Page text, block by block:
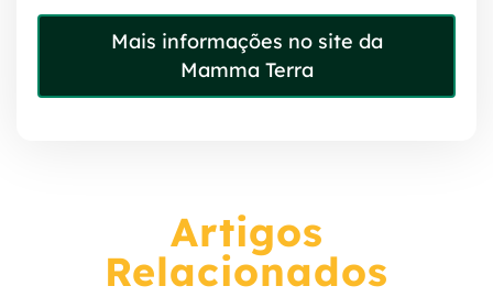
Mais informações no site da
Mamma Terra
Artigos
Relacionados